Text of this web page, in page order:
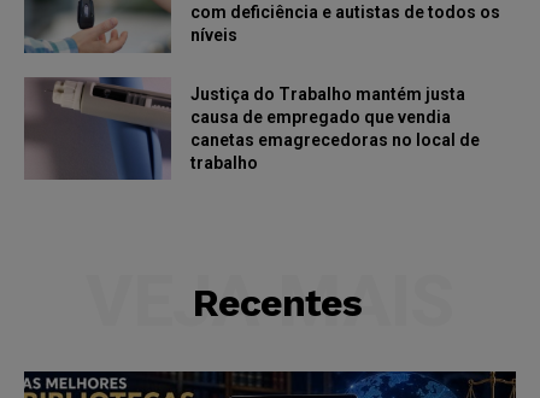
com deficiência e autistas de todos os
níveis
Justiça do Trabalho mantém justa
causa de empregado que vendia
canetas emagrecedoras no local de
trabalho
Recentes
VEJA MAIS